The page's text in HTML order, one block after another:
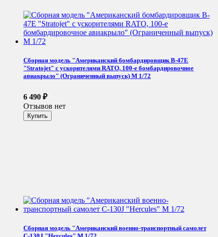
Сборная модель "Американский бомбардировщик B-47E
"Stratojet" с ускорителями RATO, 100-е бомбардировочное
авиакрыло" (Ограниченный выпуск) М 1/72
6 490 ₽
Отзывов нет
Сборная модель "Американский военно-транспортный самолет